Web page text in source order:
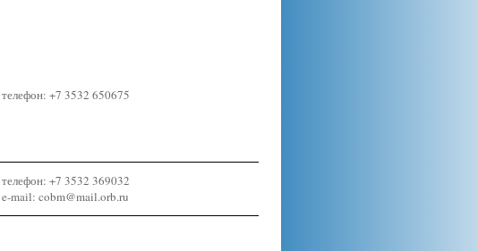
телефон: +7 3532 650675
телефон: +7 3532 369032
e-mail: cobm@mail.orb.ru